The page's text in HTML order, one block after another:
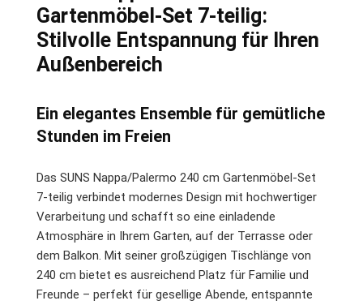
Gartenmöbel-Set 7-teilig:
Stilvolle Entspannung für Ihren
Außenbereich
Ein elegantes Ensemble für gemütliche
Stunden im Freien
Das SUNS Nappa/Palermo 240 cm Gartenmöbel-Set
7-teilig verbindet modernes Design mit hochwertiger
Verarbeitung und schafft so eine einladende
Atmosphäre in Ihrem Garten, auf der Terrasse oder
dem Balkon. Mit seiner großzügigen Tischlänge von
240 cm bietet es ausreichend Platz für Familie und
Freunde – perfekt für gesellige Abende, entspannte